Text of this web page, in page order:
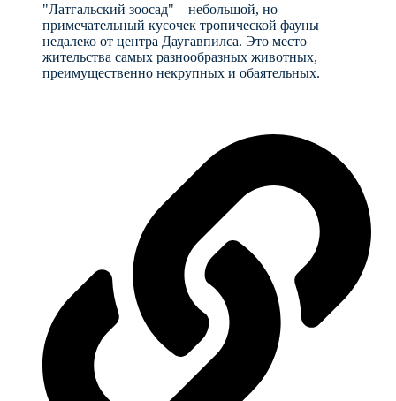
"Латгальский зоосад" – небольшой, но
примечательный кусочек тропической фауны
недалеко от центра Даугавпилса. Это место
жительства самых разнообразных животных,
преимущественно некрупных и обаятельных.